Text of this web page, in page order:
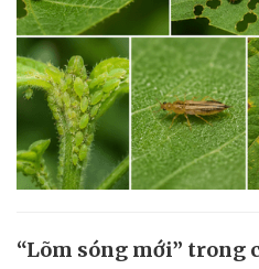
“Lõm sóng mới” trong